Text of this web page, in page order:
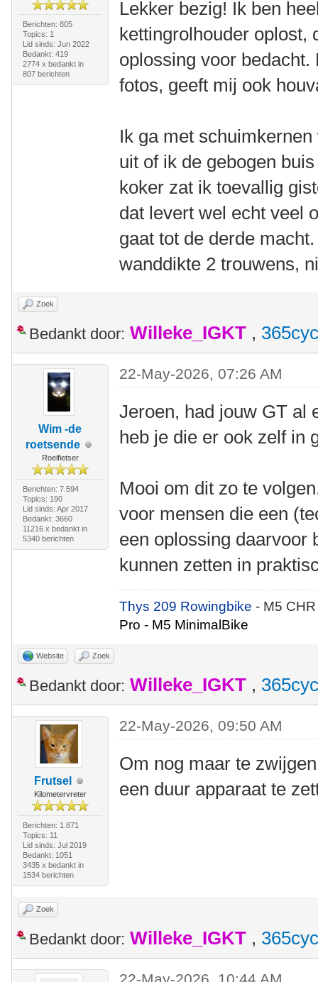
Berichten: 805
Topics: 1
Lid sinds: Jun 2022
Bedankt: 419
2774 x bedankt in
807 berichten
Lekker bezig! Ik ben
kettingrolhouder oplost,
oplossing voor
fotos, geeft mij ook
Ik ga met
uit of ik de gebogen
koker zat ik toevallig
dat levert wel echt veel
gaat tot de derde
wanddikte 2 trouwens,
Zoek
Bedankt door: Willeke_IGKT ,
Wim -de
roetsende
Roeifietser
Berichten: 7.594
Topics: 190
Lid sinds: Apr 2017
Bedankt: 3660
11216 x bedankt in
5340 berichten
22-May-2026, 07:26 AM
Jeroen, had jouw GT al
heb je die er ook zelf in
Mooi om dit zo te
voor mensen die een
een oplossing daarvoor
kunnen zetten in
Thys 209 Rowingbike- M5
Pro - M5 MinimalBike
Website Zoek
Bedankt door: Willeke_IGKT ,
Frutsel
Kilometervreter
Berichten: 1.871
Topics: 11
Lid sinds: Jul 2019
Bedankt: 1051
3435 x bedankt in
1534 berichten
22-May-2026, 09:50 AM
Om nog maar te
een duur apparaat te
Zoek
Bedankt door: Willeke_IGKT ,